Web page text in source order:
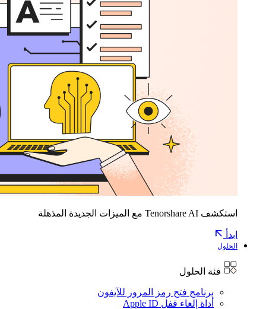
استكشف Tenorshare AI مع الميزات الجديدة المذهلة
ابدأ
الحلول
فئة الحلول
برنامج فتح رمز المرور للآيفون
أداة إلغاء قفل Apple ID